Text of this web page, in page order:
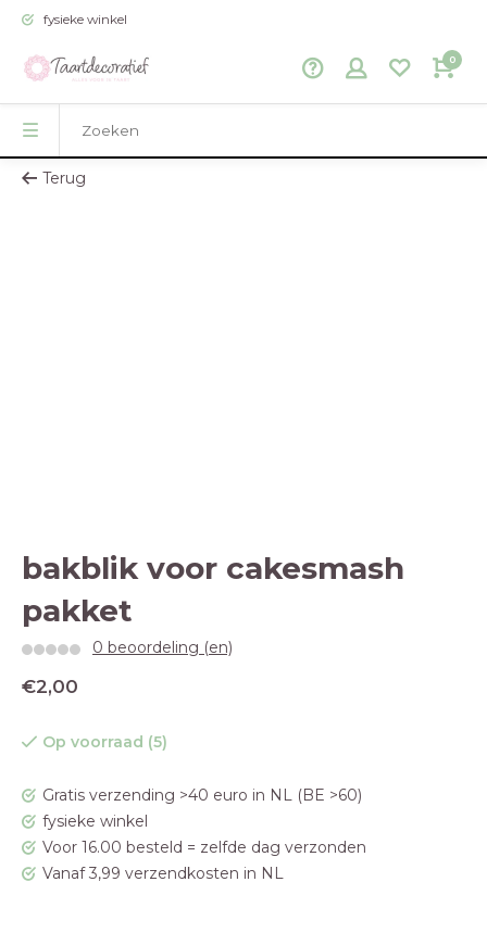
fysieke winkel
0
Terug
bakblik voor cakesmash
pakket
0 beoordeling (en)
€2,00
Op voorraad (5)
Gratis verzending >40 euro in NL (BE >60)
fysieke winkel
Voor 16.00 besteld = zelfde dag verzonden
Vanaf 3,99 verzendkosten in NL